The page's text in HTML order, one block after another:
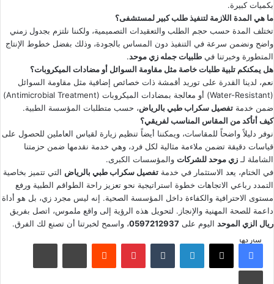
بكميات كبيرة.
ما هي المدة اللازمة لتنفيذ طلب كبير لمستشفى؟
تختلف المدة حسب حجم الطلب والتعقيدات التصميمية، ولكننا نلتزم بجدول زمني
واضح ونضمن سرعة في التنفيذ دون المساس بالجودة، وذلك بفضل خطوط الإنتاج
المتطورة وخبرتنا في طلبيات جمله زي موحد.
هل يمكنكم تلبية طلبات خاصة مثل مقاومة السوائل أو مضادات الميكروبات؟
نعم، لدينا القدرة على توريد أقمشة ذات خصائص إضافية مثل مقاومة السوائل
(Water-Resistant) أو معالجة بمضادات الميكروبات (Antimicrobial Treatment)
ضمن خدمة تفصيل سكراب طبي بالرياض، حسب متطلبات المؤسسة الطبية.
كيف أتأكد من المقاس المناسب لفريقي؟
نوفر دليلاً واضحاً للمقاسات، ويمكننا أيضاً تنظيم زيارة لقياس العاملين للحصول على
قياسات دقيقة تضمن ملاءمة مثالية لكل فرد، وهي خدمة نقدمها ضمن حزمتنا
الشاملة لـ زي موحد للشركات والمؤسسات الكبرى.
في الختام، يعد الاستثمار في خدمة تفصيل سكراب طبي بالرياض التي تتميز بخاصية
التمدد رباعي الاتجاهات خطوة استراتيجية نحو تعزيز راحة الطواقم الطبية ورفع
مستوى الاحترافية والكفاءة داخل المؤسسة الصحية. إنه ليس مجرد زي، بل هو أداة
داعمة للصحة المهنية والإنجاز. لتحويل هذه الرؤية إلى واقع ملموس، اتصل بفريق
ريال الزي الموحد اليوم على 0597212937، واسمح لخبرتنا أن تصنع لك الفرق.
شاركها